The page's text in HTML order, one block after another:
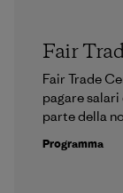
Fair
Fair Trade
pagare
parte della
Programma